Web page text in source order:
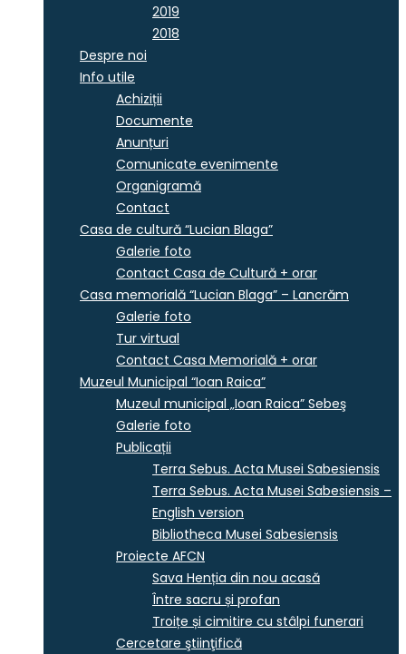
2019
2018
Despre noi
Info utile
Achiziții
Documente
Anunțuri
Comunicate evenimente
Organigramă
Contact
Casa de cultură “Lucian Blaga”
Galerie foto
Contact Casa de Cultură + orar
Casa memorială “Lucian Blaga” – Lancrăm
Galerie foto
Tur virtual
Contact Casa Memorială + orar
Muzeul Municipal “Ioan Raica”
Muzeul municipal „Ioan Raica” Sebeş
Galerie foto
Publicații
Terra Sebus. Acta Musei Sabesiensis
Terra Sebus. Acta Musei Sabesiensis –
English version
Bibliotheca Musei Sabesiensis
Proiecte AFCN
Sava Henția din nou acasă
Între sacru și profan
Troițe și cimitire cu stâlpi funerari
Cercetare ştiinţifică